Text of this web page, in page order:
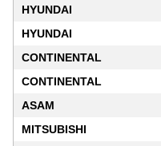
HYUNDAI
HYUNDAI
CONTINENTAL
CONTINENTAL
ASAM
MITSUBISHI